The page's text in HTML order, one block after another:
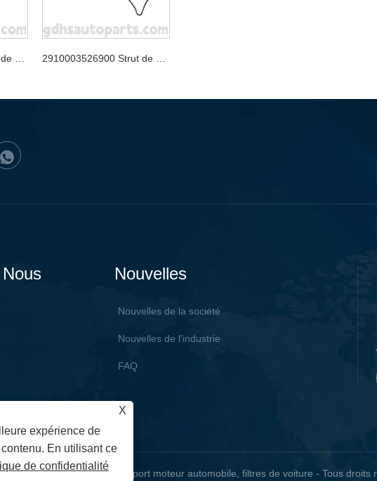
2910003527000 Strut de hayon continental pour la gamme Rover Velar OE no. LR178875 2910003526900 Strut de hayon continental pour le nouveau Range Rover Evoque OE no. LR172984
Nouvelles
Nouvelles de la société
Nouvelles de l'industrie
FAQ
- Capteurs automobiles, support moteur automobile, filtres de voiture - Tous droits
X
expérience de
En utilisant ce
de confidentialité